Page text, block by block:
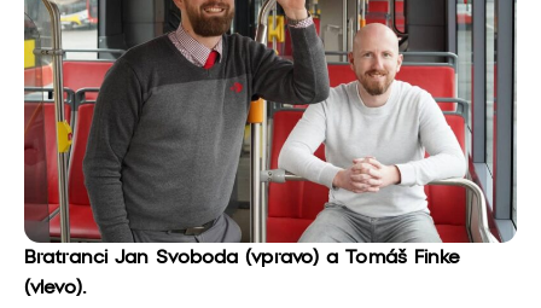
Bratranci Jan Svoboda (vpravo) a Tomáš Finke
(vlevo).